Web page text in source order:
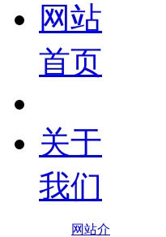
网站
首页
关于
我们
网站介